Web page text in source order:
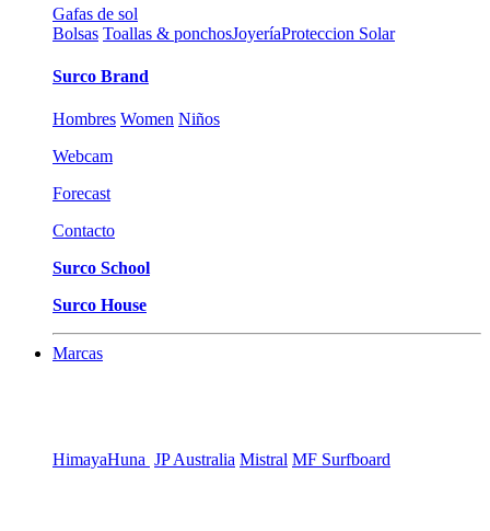
Gafas de sol
Bolsas Toallas & ponchosJoyeríaProteccion Solar
Surco Brand
Hombres Women Niños
Webcam
Forecast
Contacto
Surco School
Surco House
Marcas
HimayaHuna JP Australia Mistral MF Surfboard